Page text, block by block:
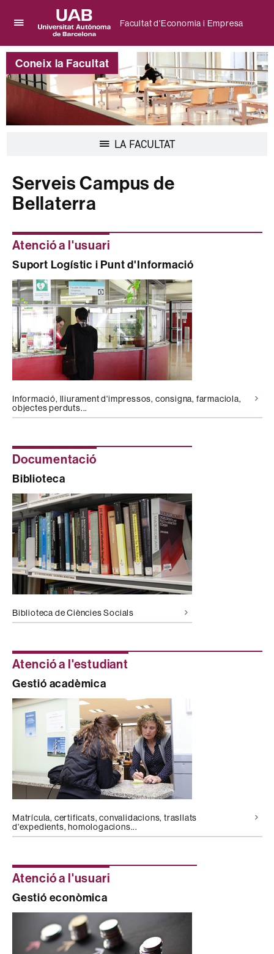
per
desplegar
el
menú
Facultat
d'Economia
Universitat
Autònoma
de
Barcelona
Facultat d'Economia i Empresa
Coneix la Facultat
LA FACULTATDesplegar
Serveis Campus de
Bellaterra
Atenció a l'usuari
Suport Logístic i Punt d'Informació
Informació, lliurament d'impressos, consigna, farmaciola,
objectes perduts...
Documentació
Biblioteca
Biblioteca de Ciències Socials
Atenció a l'estudiant
Gestió acadèmica
Matrícula, certificats, convalidacions, trasllats
d'expedients, homologacions...
Atenció a l'usuari
Gestió econòmica